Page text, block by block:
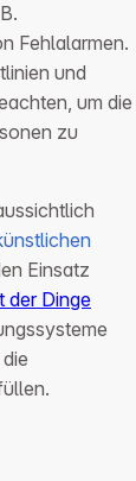
Fehlalarmen.
und
um die
zu
Einsatz
der Dinge